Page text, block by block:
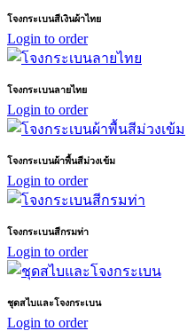
โจงกระเบนสีเงินผ้าไทย
Login to order
โจงกระเบนลายไทย
Login to order
โจงกระเบนผ้าพื้นสีม่วงเข้ม
Login to order
โจงกระเบนสีกรมท่า
Login to order
ชุดสไบและโจงกระเบน
Login to order